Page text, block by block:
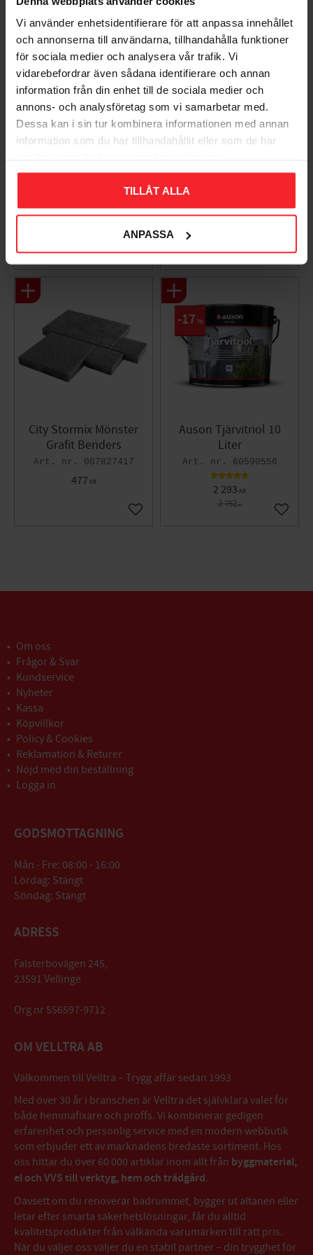
Vi använder enhetsidentifierare för att anpassa innehållet
och annonserna till användarna, tillhandahålla funktioner
för sociala medier och analysera vår trafik. Vi
vidarebefordrar även sådana identifierare och annan
information från din enhet till de sociala medier och
annons- och analysföretag som vi samarbetar med.
Dessa kan i sin tur kombinera informationen med annan
information som du har tillhandahållit eller som de har
TILLÅT ALLA
ANPASSA
kupig Candor Benders
003983062
15KR
Modern Extra Vit,
Lägg
City Stormix Mönster
Grafit Benders
007827417
477 KR
Lägg till i favoriter
Auson Tjärvitriol 10
Liter
60590556
2 293 KR
2 752KR
17 %
Lägg
Om oss
Frågor & Svar
Kundservice
Nyheter
Kassa
Köpvillkor
Policy & Cookies
Reklamation & Returer
Nöjd med din beställning
Logga in
GODSMOTTAGNING
Mån - Fre: 08:00 - 16:00
Lördag: Stängt
Söndag: Stängt
ADRESS
Falsterbovägen 245,
23591 Vellinge
Org nr 556597-9712
OM VELLTRA AB
Välkommen till Velltra – Trygg affär sedan 1993
Med över 30 år i branschen är Velltra det självklara valet för
både hemmafixare och proffs. Vi kombinerar gedigen
erfarenhet och personlig service med en modern webbutik
som erbjuder ett av marknadens bredaste sortiment. Hos
oss hittar du över 60 000 artiklar inom allt från byggmaterial,
el och VVS till verktyg, hem och trädgård.
Oavsett om du renoverar badrummet, bygger ut altanen eller
letar efter smarta säkerhetslösningar, får du alltid
kvalitetsprodukter från välkända varumärken till rätt pris.
När du väljer oss väljer du en stabil partner – din trygghet för